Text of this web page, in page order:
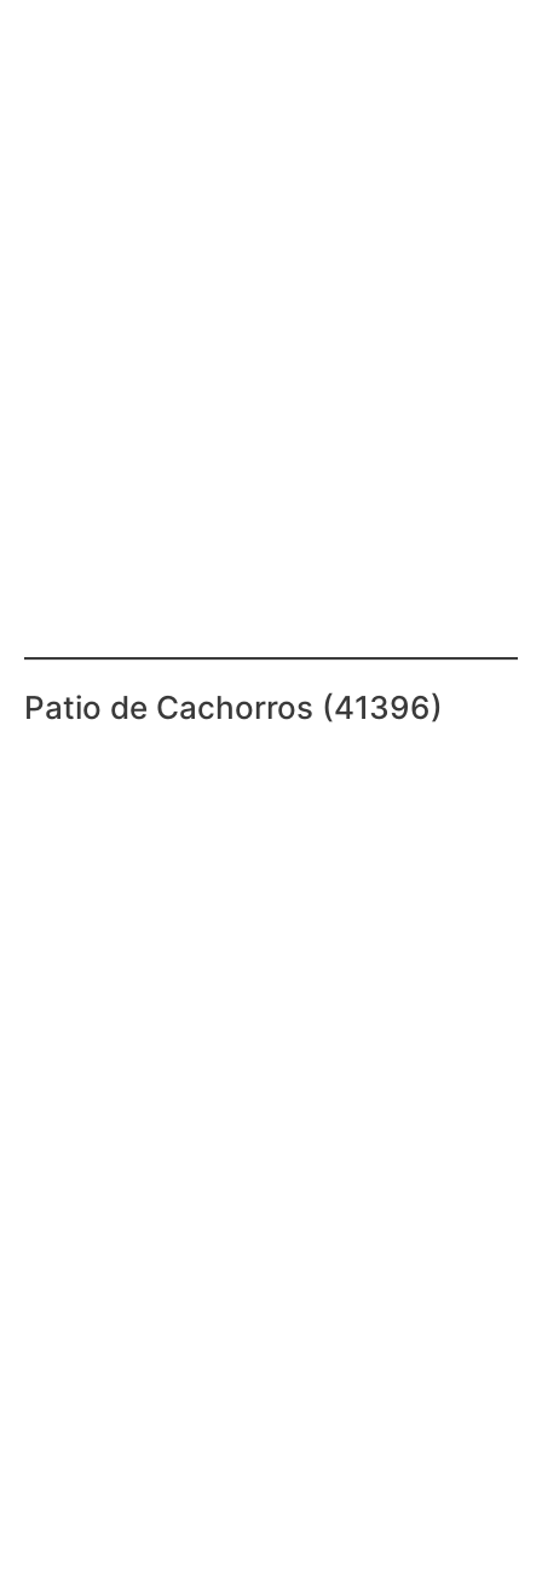
Patio de Cachorros (41396)